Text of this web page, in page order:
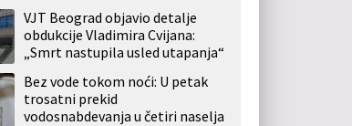
VJT Beograd objavio detalje
obdukcije Vladimira Cvijana:
„Smrt nastupila usled utapanja“
Bez vode tokom noći: U petak
trosatni prekid
vodosnabdevanja u četiri naselja